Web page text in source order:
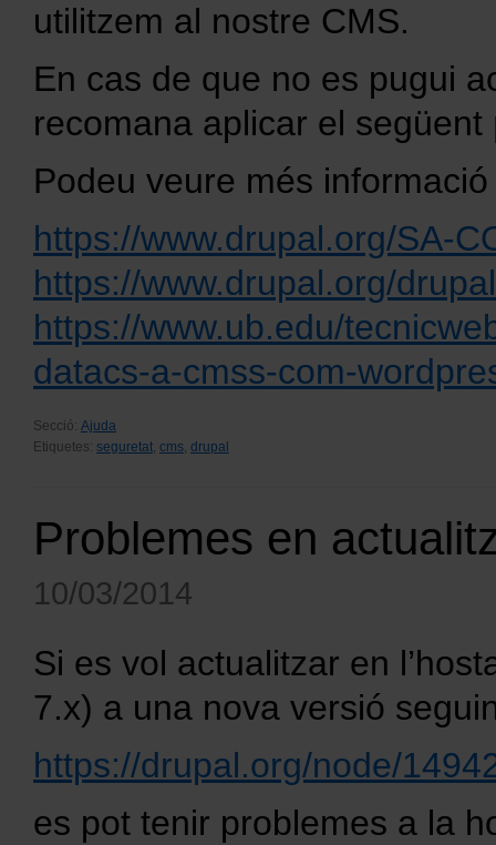
utilitzem al nostre CMS.
En cas de que no es pugui
recomana aplicar el següent
Podeu veure més
https://www.drupal.org/SA-
https://www.drupal.org/
https://www.ub.edu/
datacs-a-cmss-com-
Secció: Ajuda
Etiquetes: seguretat, cms, drupal
Problemes en
10/03/2014
Si es vol actualitzar en
7.x) a una nova versió
https://drupal.org/node/
es pot tenir problemes a la